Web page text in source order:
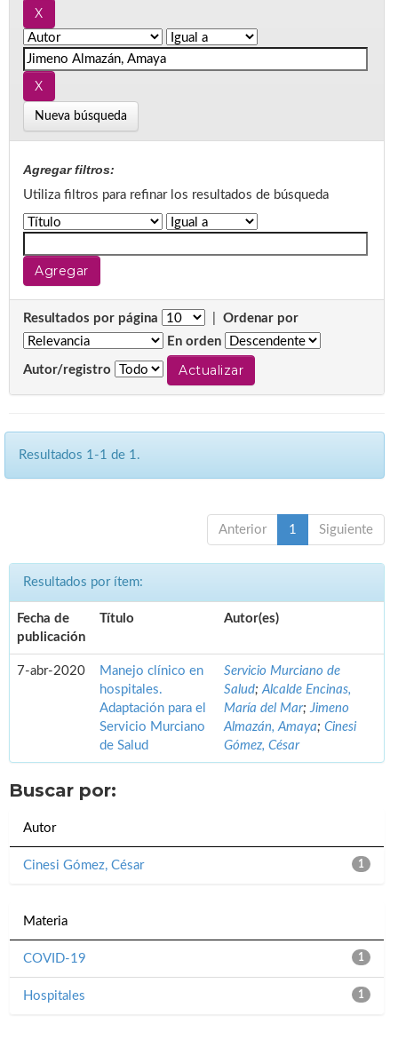
Nueva búsqueda
Agregar filtros:
Utiliza filtros para refinar los resultados de búsqueda
Resultados por página
Ordenar por
En orden
Autor/registro
Resultados 1-1 de 1.
Anterior 1 Siguiente
Resultados por ítem:
Fecha de
publicación
Título Autor(es)
7-abr-2020
Manejo clínico en
hospitales.
Adaptación para el
Servicio Murciano
de Salud
Servicio Murciano de
Salud;Alcalde Encinas,
María del Mar;Jimeno
Almazán, Amaya; Cinesi
Gómez, César
Buscar por:
Autor
1
Cinesi Gómez, César
Materia
1
COVID-19
1
Hospitales